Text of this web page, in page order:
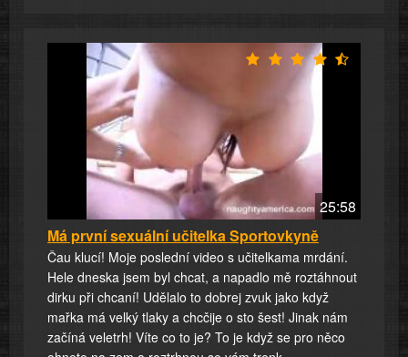
25:58
Má první sexuální učitelka Sportovkyně
Čau klucí! Moje poslední video s učitelkama mrdání.
Hele dneska jsem byl chcat, a napadlo mě roztáhnout
dirku při chcaní! Udělalo to dobrej zvuk jako když
mařka má velký tlaky a chcčije o sto šest! Jinak nám
začíná veletrh! Víte co to je? To je když se pro něco